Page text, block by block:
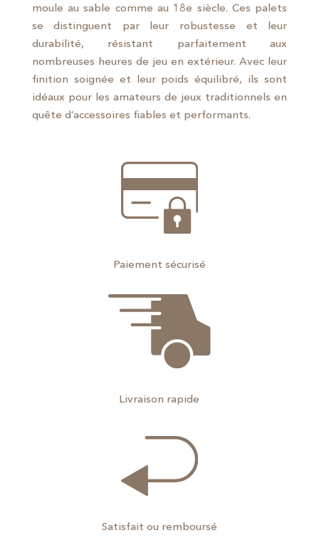
moule au sable comme au 18e siècle. Ces palets
se distinguent par leur robustesse et leur
durabilité, résistant parfaitement aux
nombreuses heures de jeu en extérieur. Avec leur
finition soignée et leur poids équilibré, ils sont
idéaux pour les amateurs de jeux traditionnels en
quête d’accessoires fiables et performants.
Paiement sécurisé
Livraison rapide
Satisfait ou remboursé